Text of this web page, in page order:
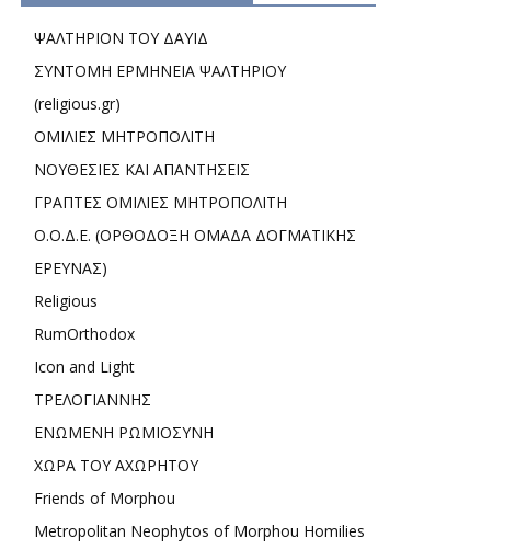
ΨΑΛΤΗΡΙΟΝ ΤΟΥ ΔΑΥΙΔ
ΣΥΝΤΟΜΗ ΕΡΜΗΝΕΙΑ ΨΑΛΤΗΡΙΟΥ
(religious.gr)
ΟΜΙΛΙΕΣ ΜΗΤΡΟΠΟΛΙΤΗ
ΝΟΥΘΕΣΙΕΣ ΚΑΙ ΑΠΑΝΤΗΣΕΙΣ
ΓΡΑΠΤΕΣ ΟΜΙΛΙΕΣ ΜΗΤΡΟΠΟΛΙΤΗ
Ο.Ο.Δ.Ε. (ΟΡΘΟΔΟΞΗ ΟΜΑΔΑ ΔΟΓΜΑΤΙΚΗΣ
ΕΡΕΥΝΑΣ)
Religious
RumOrthodox
Icon and Light
ΤΡΕΛΟΓΙΑΝΝΗΣ
ΕΝΩΜΕΝΗ ΡΩΜΙΟΣΥΝΗ
ΧΩΡΑ ΤΟΥ ΑΧΩΡΗΤΟΥ
Friends of Morphou
Metropolitan Neophytos of Morphou Homilies